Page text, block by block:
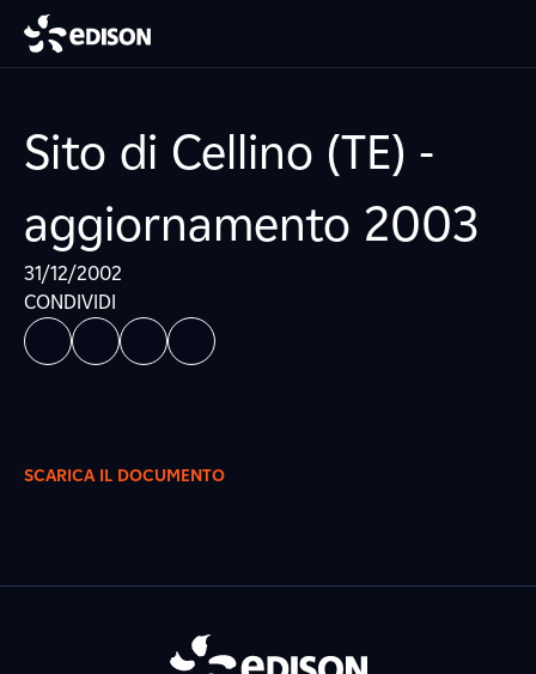
Sito di Cellino (TE) -
aggiornamento 2003
31/12/2002
CONDIVIDI
SCARICA IL DOCUMENTO